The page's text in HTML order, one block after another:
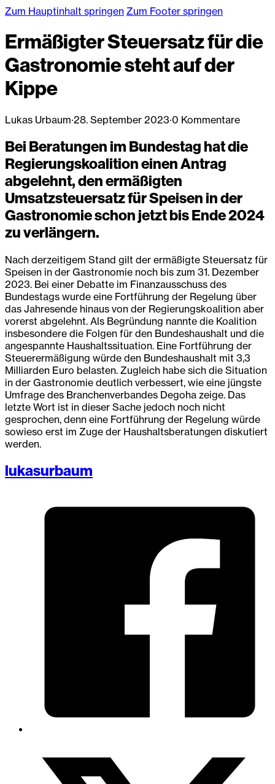
Zum Hauptinhalt springen Zum Footer springen
Ermäßigter Steuersatz für die
Gastronomie steht auf der
Kippe
Lukas Urbaum·28. September 2023·0 Kommentare
Bei Beratungen im Bundestag hat die
Regierungskoalition einen Antrag
abgelehnt, den ermäßigten
Umsatzsteuersatz für Speisen in der
Gastronomie schon jetzt bis Ende 2024
zu verlängern.
Nach derzeitigem Stand gilt der ermäßigte Steuersatz für
Speisen in der Gastronomie noch bis zum 31. Dezember
2023. Bei einer Debatte im Finanzausschuss des
Bundestags wurde eine Fortführung der Regelung über
das Jahresende hinaus von der Regierungskoalition aber
vorerst abgelehnt. Als Begründung nannte die Koalition
insbesondere die Folgen für den Bundeshaushalt und die
angespannte Haushaltssituation. Eine Fortführung der
Steuerermäßigung würde den Bundeshaushalt mit 3,3
Milliarden Euro belasten. Zugleich habe sich die Situation
in der Gastronomie deutlich verbessert, wie eine jüngste
Umfrage des Branchenverbandes Degoha zeige. Das
letzte Wort ist in dieser Sache jedoch noch nicht
gesprochen, denn eine Fortführung der Regelung würde
sowieso erst im Zuge der Haushaltsberatungen diskutiert
werden.
lukasurbaum